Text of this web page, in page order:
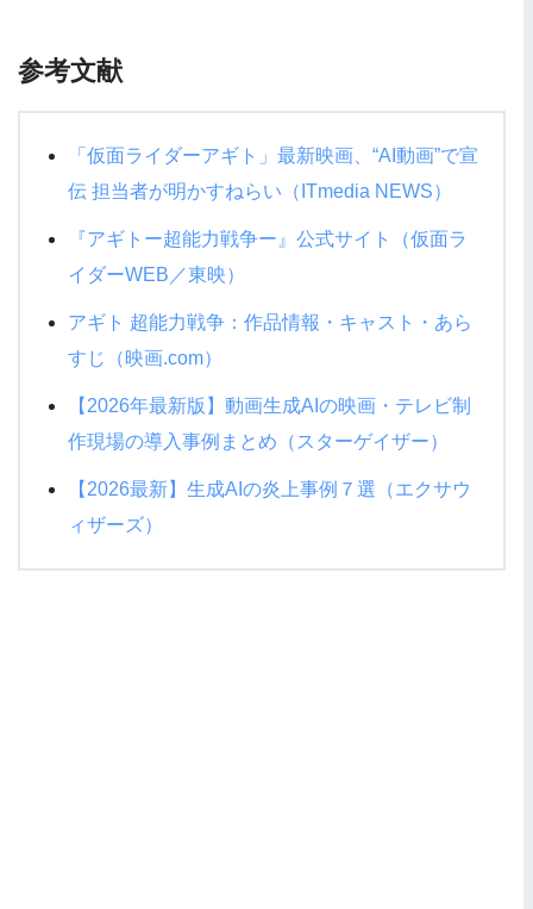
参考文献
「仮面ライダーアギト」最新映画、“AI動画”で宣
伝 担当者が明かすねらい（ITmedia NEWS）
『アギトー超能力戦争ー』公式サイト（仮面ラ
イダーWEB／東映）
アギト 超能力戦争：作品情報・キャスト・あら
すじ（映画.com）
【2026年最新版】動画生成AIの映画・テレビ制
作現場の導入事例まとめ（スターゲイザー）
【2026最新】生成AIの炎上事例７選（エクサウ
ィザーズ）